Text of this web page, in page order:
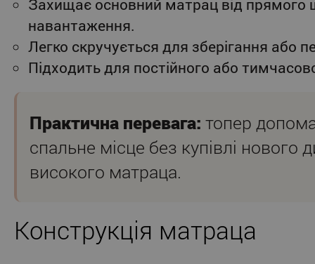
Захищає основний матрац від прямого
навантаження.
Легко скручується для зберігання або
Підходить для постійного або
Практична перевага: топер
спальне місце без купівлі нового
високого матраца.
Конструкція матраца